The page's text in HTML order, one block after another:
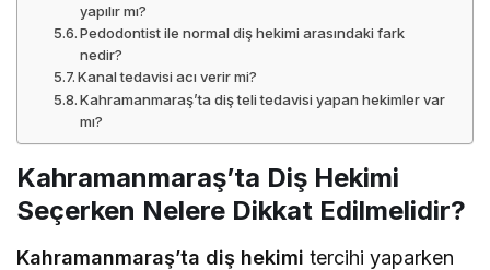
yapılır mı?
Pedodontist ile normal diş hekimi arasındaki fark
nedir?
Kanal tedavisi acı verir mi?
Kahramanmaraş’ta diş teli tedavisi yapan hekimler var
mı?
Kahramanmaraş’ta Diş Hekimi
Seçerken Nelere Dikkat Edilmelidir?
Kahramanmaraş’ta diş hekimi tercihi yaparken